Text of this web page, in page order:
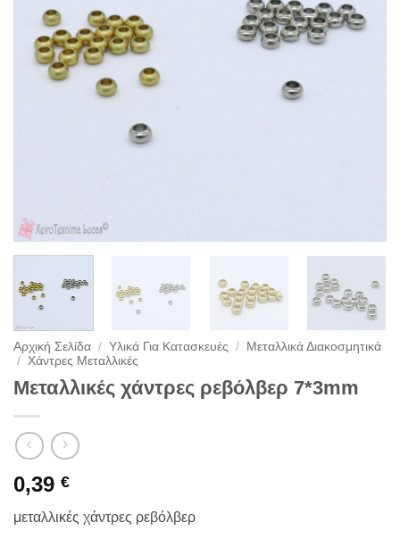
Αρχική Σελίδα / Υλικά Για Κατασκευές /
Μεταλλικά Διακοσμητικά
/ Χάντρες Μεταλλικές
Μεταλλικές χάντρες ρεβόλβερ 7*3mm
0,39 €
μεταλλικές χάντρες ρεβόλβερ